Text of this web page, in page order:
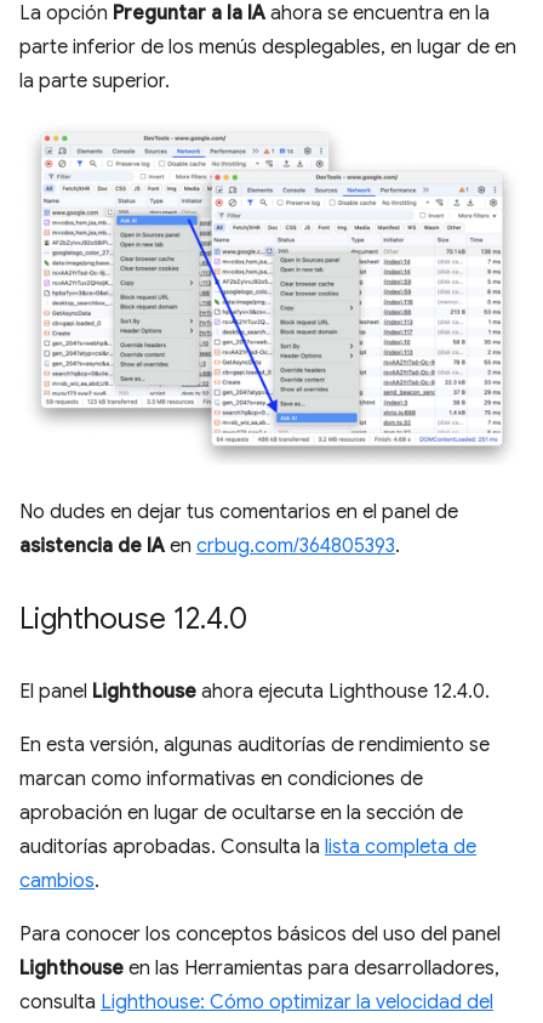
La opción Preguntar a la IA ahora se encuentra en la
parte inferior de los menús desplegables, en lugar de en
la parte superior.
No dudes en dejar tus comentarios en el panel de
asistencia de IA en crbug.com/364805393.
Lighthouse 12.4.0
El panel Lighthouse ahora ejecuta Lighthouse 12.4.0.
En esta versión, algunas auditorías de rendimiento se
marcan como informativas en condiciones de
aprobación en lugar de ocultarse en la sección de
auditorías aprobadas. Consulta la lista completa de
cambios.
Para conocer los conceptos básicos del uso del panel
Lighthouse en las Herramientas para desarrolladores,
consulta Lighthouse: Cómo optimizar la velocidad del